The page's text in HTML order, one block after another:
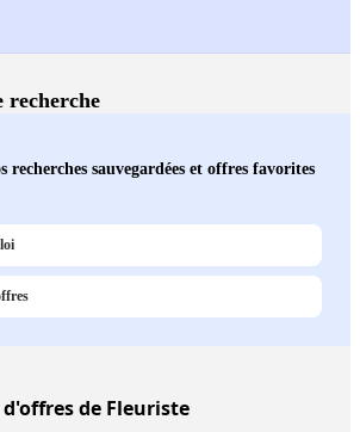
recherche
recherches sauvegardées et offres favorites
de Fleuriste